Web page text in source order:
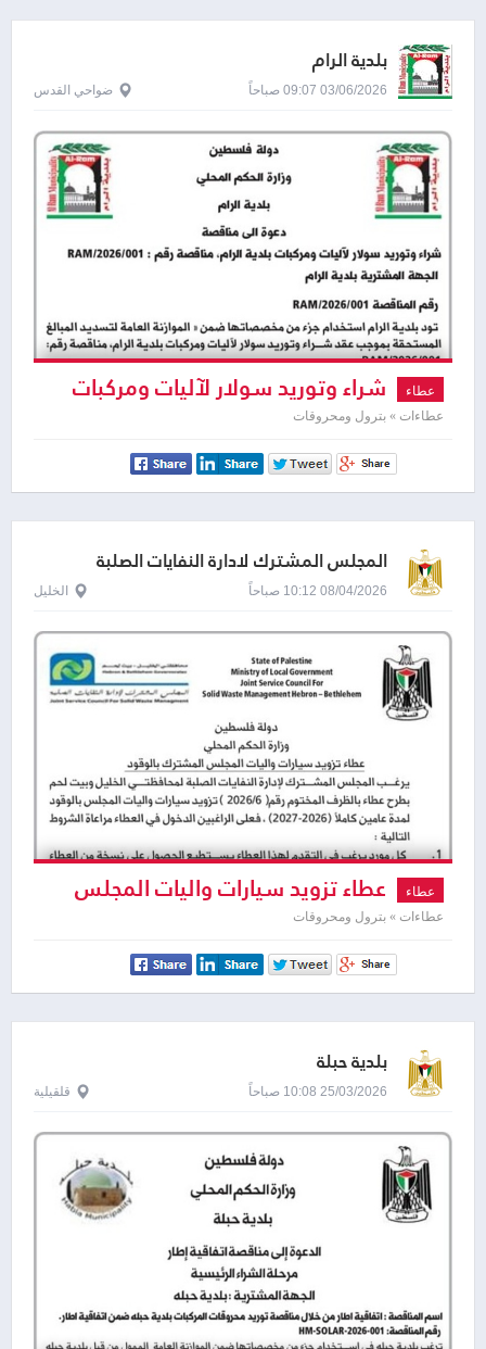
بلدية الرام
03/06/2026 09:07 صباحاً ضواحي القدس
عطاء شراء وتوريد سولار لآليات ومركبات
بلدية الرام
عطاءات » بترول ومحروقات
المجلس المشترك لادارة النفايات الصلبة
08/04/2026 10:12 صباحاً الخليل
عطاء عطاء تزويد سيارات واليات المجلس
المشترك بالوقود
عطاءات » بترول ومحروقات
بلدية حبلة
25/03/2026 10:08 صباحاً قلقيلية